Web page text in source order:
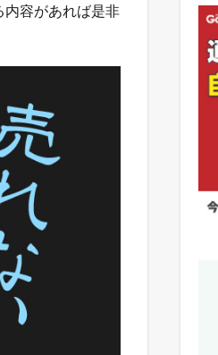
内容があれば是非